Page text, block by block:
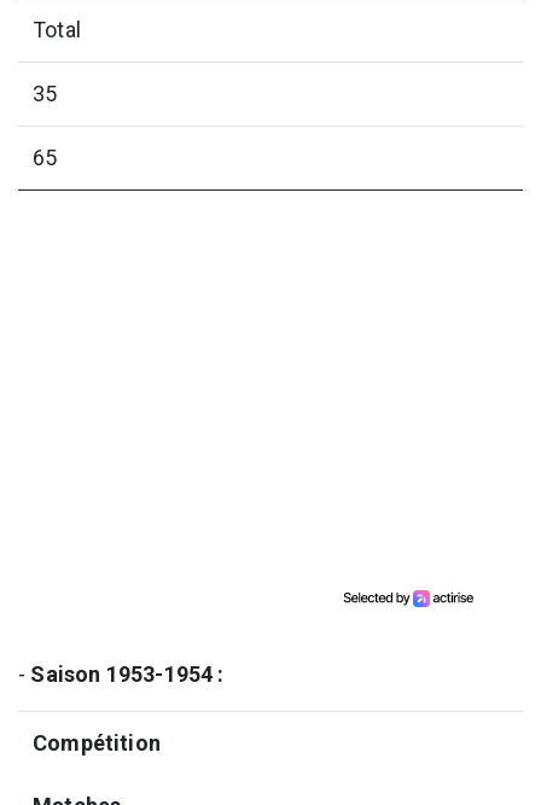
Total
35
65
- Saison 1953-1954 :
Compétition